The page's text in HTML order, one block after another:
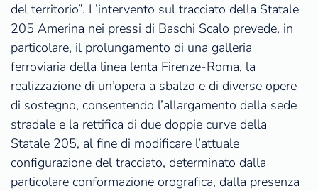
del territorio”. L’intervento sul tracciato della Statale
205 Amerina nei pressi di Baschi Scalo prevede, in
particolare, il prolungamento di una galleria
ferroviaria della linea lenta Firenze-Roma, la
realizzazione di un’opera a sbalzo e di diverse opere
di sostegno, consentendo l’allargamento della sede
stradale e la rettifica di due doppie curve della
Statale 205, al fine di modificare l’attuale
configurazione del tracciato, determinato dalla
particolare conformazione orografica, dalla presenza